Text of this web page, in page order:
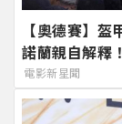
【奧德賽】
諾蘭親自解釋！
電影新星聞